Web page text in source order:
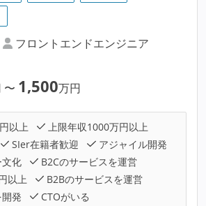
フロントエンドエンジニア
〜 1,500万円
以上
上限年収1000万円以上
SIer在籍者歓迎
アジャイル開発
化
B2Cのサービスを運営
以上
B2Bのサービスを運営
発
CTOがいる